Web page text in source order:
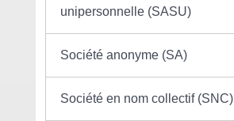
unipersonnelle (SASU)
Société anonyme (SA)
Société en nom collectif (SNC)